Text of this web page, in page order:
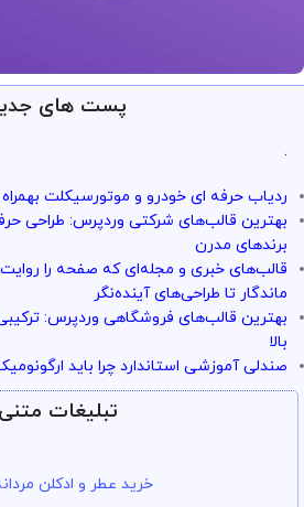
با خیال راحت میتونی از خدمات و سرویس
پست های
.
ردیاب حرفه ای خودرو و موتورسیکلت بهمراه
بهترین قالب‌های شرکتی وردپرس: طراحی
برندهای مدرن
قالب‌های خبری و مجله‌ای که صفحه را
ماندگار تا طراحی‌های آینده‌نگر
بهترین قالب‌های فروشگاهی وردپرس:
بالا
صندلی آموزشی استاندارد چرا باید
تبلیغات متنی
خرید عطر و ادکلن